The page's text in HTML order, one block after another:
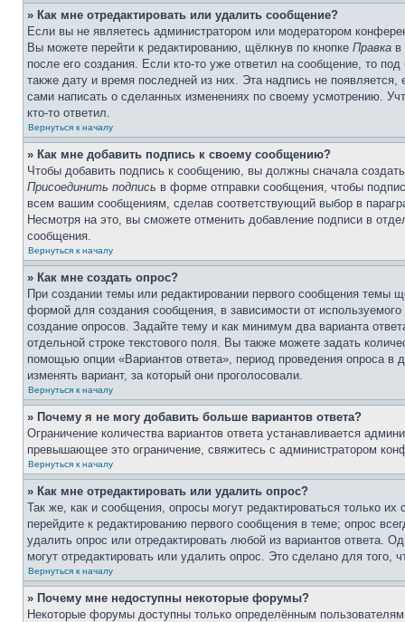
» Как мне отредактировать или удалить сообщение?
Если вы не являетесь администратором или модератором
Вы можете перейти к редактированию, щёлкнув по кнопке Правка в
после его создания. Если кто-то уже ответил на сообщение, то
также дату и время последней из них. Эта надпись не
сами написать о сделанных изменениях по своему усмотрению.
кто-то ответил.
Вернуться к началу
» Как мне добавить подпись к своему сообщению?
Чтобы добавить подпись к сообщению, вы должны сначала
Присоединить подпись в форме отправки сообщения, чтобы
всем вашим сообщениям, сделав соответствующий выбор в
Несмотря на это, вы сможете отменить добавление подписи в
сообщения.
Вернуться к началу
» Как мне создать опрос?
При создании темы или редактировании первого сообщения темы
формой для создания сообщения, в зависимости от
создание опросов. Задайте тему и как минимум два варианта
отдельной строке текстового поля. Вы также можете задать
помощью опции «Вариантов ответа», период проведения опроса в
изменять вариант, за который они проголосовали.
Вернуться к началу
» Почему я не могу добавить больше вариантов ответа?
Ограничение количества вариантов ответа устанавливается
превышающее это ограничение, свяжитесь с администратором
Вернуться к началу
» Как мне отредактировать или удалить опрос?
Так же, как и сообщения, опросы могут редактироваться только
перейдите к редактированию первого сообщения в теме; опрос
удалить опрос или отредактировать любой из вариантов ответа.
могут отредактировать или удалить опрос. Это сделано для
Вернуться к началу
» Почему мне недоступны некоторые форумы?
Некоторые форумы доступны только определённым